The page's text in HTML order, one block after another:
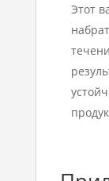
Этот